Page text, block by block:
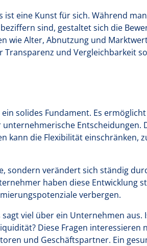
eine Kunst für sich. Während
sind, gestaltet sich die
wie Alter, Abnutzung und
Transparenz und Vergleichbarkeit
solides Fundament. Es
Entscheidungen.
kann die Flexibilität einschränken,
sondern verändert sich ständig
haben diese Entwicklung
verbergen.
viel über ein Unternehmen aus.
Diese Fragen interessieren
und Geschäftspartner. Ein